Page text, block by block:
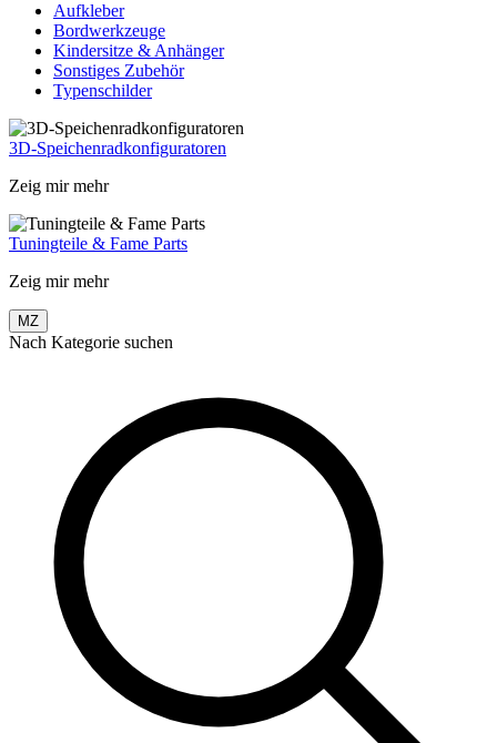
Aufkleber
Bordwerkzeuge
Kindersitze & Anhänger
Sonstiges Zubehör
Typenschilder
3D-Speichenradkonfiguratoren
Zeig mir mehr
Tuningteile & Fame Parts
Zeig mir mehr
MZ
Nach Kategorie suchen